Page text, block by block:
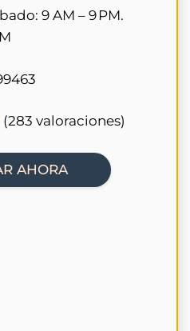
9 AM – 9 PM.
(283 valoraciones)
AHORA